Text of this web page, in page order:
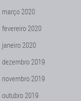
março 2020
fevereiro 2020
janeiro 2020
dezembro 2019
novembro 2019
outubro 2019